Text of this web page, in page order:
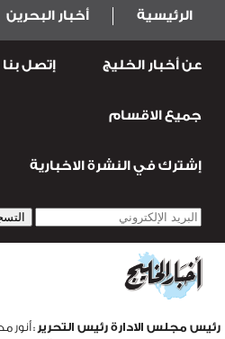
الرئيسية أخبار البحرين
عربية ودولية الرياضة
قضـايــا وحـــوادث
عن أخبار الخليج إتصل بنا
جميع الاقسام
إشترك في النشرة الاخبارية
رئيس مجلس الادارة رئيس التحرير :